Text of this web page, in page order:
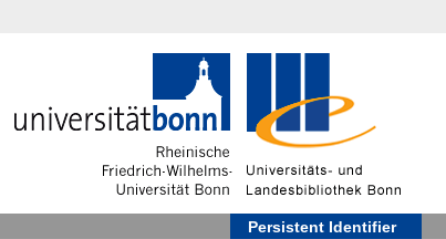
Persistent Identifier